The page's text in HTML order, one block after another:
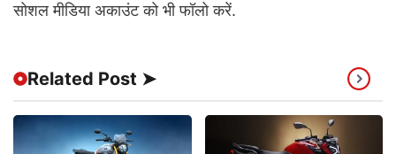
सोशल मीडिया अकाउंट को भी फॉलो करें.
Related Post ➤